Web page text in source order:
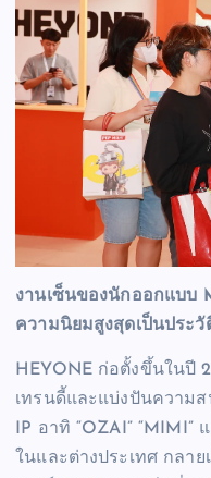
งานเซ็นของนักออกแบบ
ความนิยมสูงสุดเป็นประ
HEYONE ก่อตั้งขึ้นในปี
เทรนดี้และแบ่งปันความ
IP อาทิ “OZAI” “MIMI”
ในและต่างประเทศ กลา